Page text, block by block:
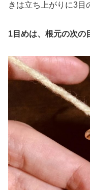
きは立ち上がりに3目
1目めは、根元の次の